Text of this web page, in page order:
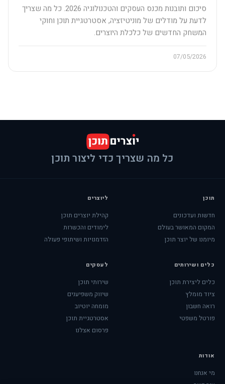
סיכום ותובנות מכנס העסקים והטכנולוגיה 2026. כל מה שצריך
לדעת על מודלים של מוניטיזציה, אסטרטגיית תוכן וחוקי
המשחק החדשים של כלכלת היוצרים.
07/05/2026
כל מה שצריך כדי ליצור תוכן
תוכן
חדשות ועדכונים
המקום המאושר בעולם
מיומנו של יוצר תוכן
ליוצרים
קהילת יוצרים תוכן
לימודים והכשרות
הזדמנויות ושיתופי פעולה
כלים ושירותים
כלים ליצירת תוכן
ציוד מומלץ
רואה חשבון
פורטל משפטי
לעסקים
שירותי תוכן
שיווק משפיענים
מומחה יוטיוב
אסטרטגיית תוכן
פרסום אצלנו
אודות
מי אנחנו